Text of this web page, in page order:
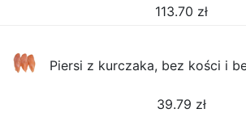
113.70 zł
Piersi z kurczaka, bez kości i
39.79 zł